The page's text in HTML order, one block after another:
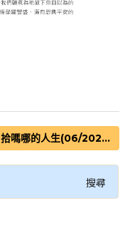
拾嗎哪的人生(06/202...